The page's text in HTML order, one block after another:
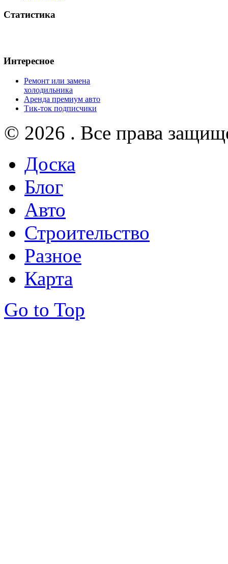
Статистика
Интересное
Ремонт или замена
холодильника
Аренда премиум авто
Тик-ток подписчики
© 2026 . Все права
Доска
Блог
Авто
Строительство
Разное
Карта
Go to Top